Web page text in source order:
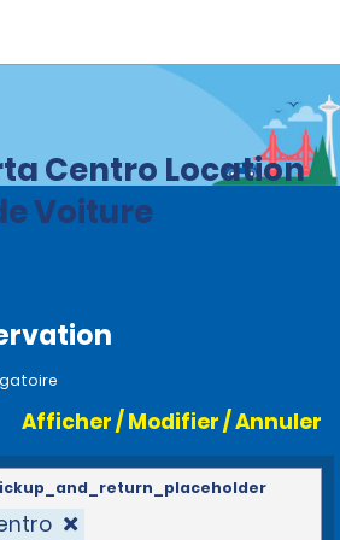
Centro Location
Voiture
Afficher / Modifier / Annuler